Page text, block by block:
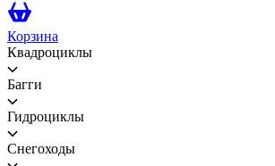
Корзина
Квадроциклы
Багги
Гидроциклы
Снегоходы